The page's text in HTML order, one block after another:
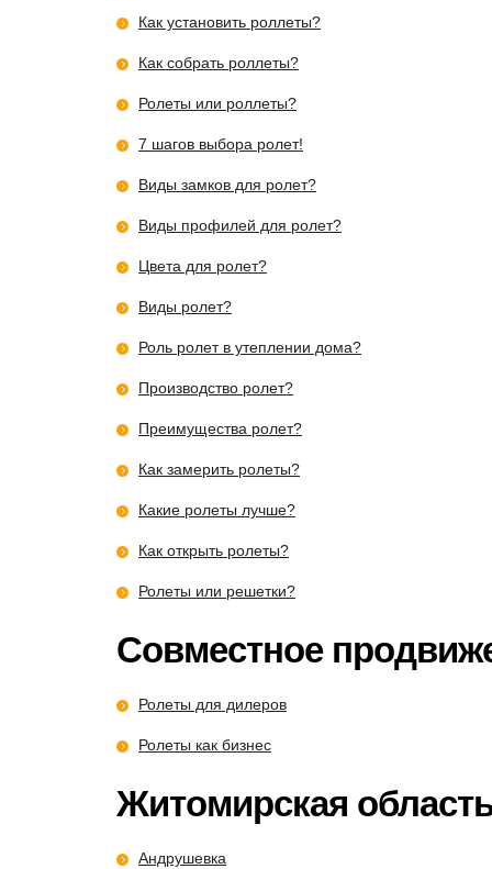
Как установить роллеты?
Как собрать роллеты?
Ролеты или роллеты?
7 шагов выбора ролет!
Виды замков для ролет?
Виды профилей для ролет?
Цвета для ролет?
Виды ролет?
Роль ролет в утеплении дома?
Производство ролет?
Преимущества ролет?
Как замерить ролеты?
Какие ролеты лучше?
Как открыть ролеты?
Ролеты или решетки?
Совместное
Ролеты для дилеров
Ролеты как бизнес
Житомирская
Андрушевка